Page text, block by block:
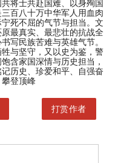
将士共赴国难、以身殉国
百八十万中华军人用血肉
死不屈的气节与担当。文
最真实、最悲壮的抗战全
写民族苦难与英雄气节。
与坚守，又以史为鉴，警
含家国深情与历史担当，
历史、珍爱和平、自强奋
登顶峰
打赏作者